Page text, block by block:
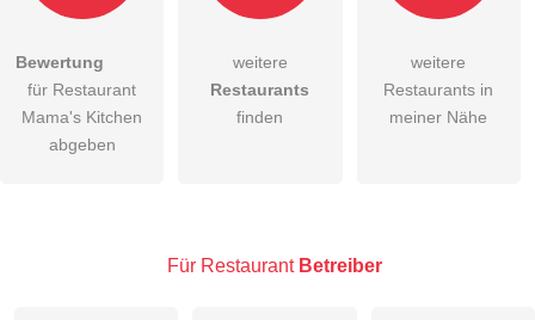
Hiermit akzeptiere ich dieAGB
DieDatenschutzerklärung habe ich zur Kenntnis genommen.
Besucher sichtbar.
Bewertung
für Restaurant
Mama's Kitchen
abgeben
weitere
Restaurants
finden
weitere
Restaurants in
meiner Nähe
Für Restaurant Betreiber